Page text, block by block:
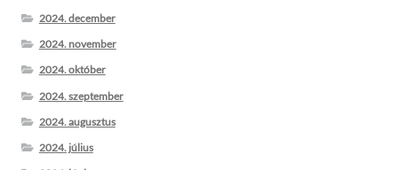
2024. december
2024. november
2024. október
2024. szeptember
2024. augusztus
2024. július